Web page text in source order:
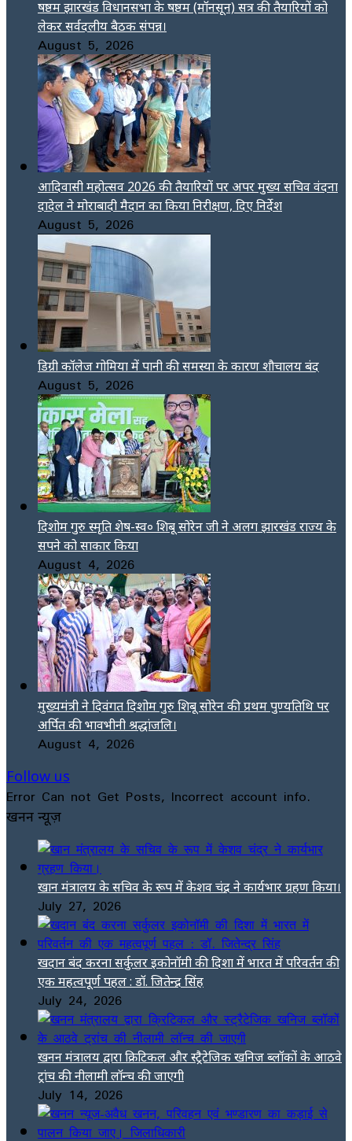
षष्ठम झारखंड विधानसभा के षष्ठम (मॉनसून) सत्र की तैयारियों को
लेकर सर्वदलीय बैठक संपन्न।
August 5, 2026
आदिवासी महोत्सव 2026 की तैयारियों पर अपर मुख्य सचिव वंदना
दादेल ने मोराबादी मैदान का किया निरीक्षण, दिए निर्देश
August 5, 2026
डिग्री कॉलेज गोमिया में पानी की समस्या के कारण शौचालय बंद
August 5, 2026
दिशोम गुरु स्मृति शेष-स्व० शिबू सोरेन जी ने अलग झारखंड राज्य के
सपने को साकार किया
August 4, 2026
मुख्यमंत्री ने दिवंगत दिशोम गुरु शिबू सोरेन की प्रथम पुण्यतिथि पर
अर्पित की भावभीनी श्रद्धांजलि।
August 4, 2026
Follow us
Error Can not Get Posts, Incorrect account info.
खनन न्यूज़
खान मंत्रालय के सचिव के रूप में केशव चंद्र ने कार्यभार ग्रहण किया।
July 27, 2026
खदान बंद करना सर्कुलर इकोनॉमी की दिशा में भारत में परिवर्तन की
एक महत्वपूर्ण पहल : डॉ. जितेन्द्र सिंह
July 24, 2026
खनन मंत्रालय द्वारा क्रिटिकल और स्ट्रैटेजिक खनिज ब्लॉकों के आठवे
ट्रांच की नीलामी लॉन्च की जाएगी
July 14, 2026